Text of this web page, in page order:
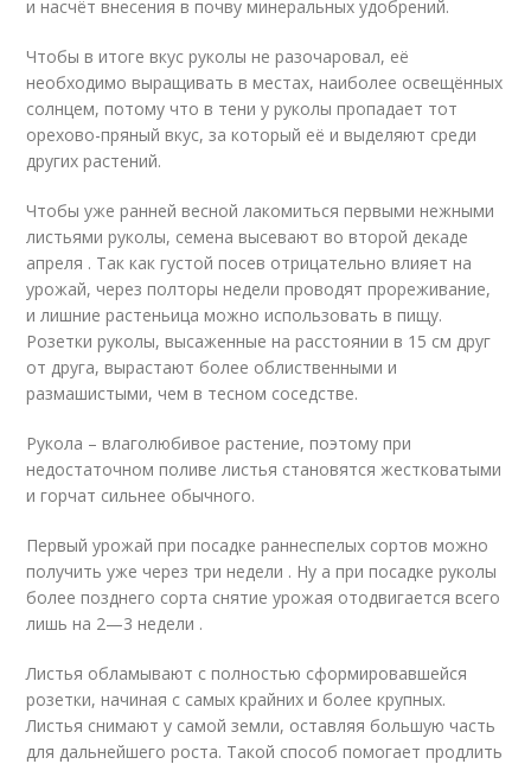
и насчёт внесения в почву минеральных удобрений.
Чтобы в итоге вкус руколы не разочаровал, её
необходимо выращивать в местах, наиболее освещённых
солнцем, потому что в тени у руколы пропадает тот
орехово-пряный вкус, за который её и выделяют среди
других растений.
Чтобы уже ранней весной лакомиться первыми нежными
листьями руколы, семена высевают во второй декаде
апреля . Так как густой посев отрицательно влияет на
урожай, через полторы недели проводят прореживание,
и лишние растеньица можно использовать в пищу.
Розетки руколы, высаженные на расстоянии в 15 см друг
от друга, вырастают более облиственными и
размашистыми, чем в тесном соседстве.
Рукола – влаголюбивое растение, поэтому при
недостаточном поливе листья становятся жестковатыми
и горчат сильнее обычного.
Первый урожай при посадке раннеспелых сортов можно
получить уже через три недели . Ну а при посадке руколы
более позднего сорта снятие урожая отодвигается всего
лишь на 2—3 недели .
Листья обламывают с полностью сформировавшейся
розетки, начиная с самых крайних и более крупных.
Листья снимают у самой земли, оставляя большую часть
для дальнейшего роста. Такой способ помогает продлить